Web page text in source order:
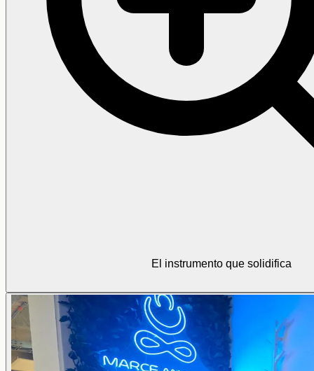
El instrumento que solidifica